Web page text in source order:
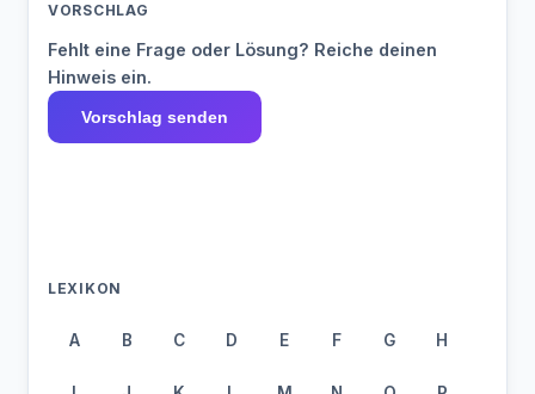
VORSCHLAG
Fehlt eine Frage oder Lösung? Reiche deinen
Hinweis ein.
Vorschlag senden
LEXIKON
A B C D E F G H